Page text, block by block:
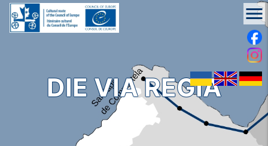
menu
DIE VIA REGIA